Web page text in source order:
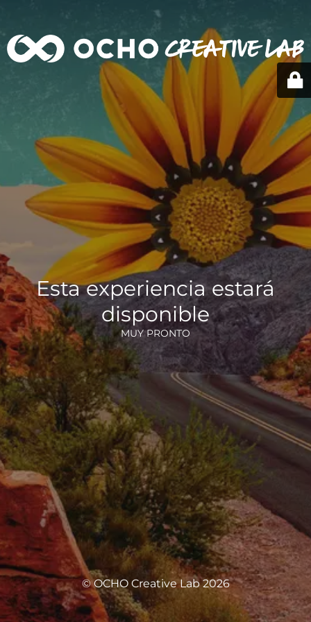
Esta experiencia estará
disponible
MUY PRONTO
© OCHO Creative Lab 2026